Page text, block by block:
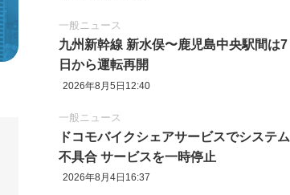
一般ニュース
九州新幹線 新水俣〜鹿児島中央駅間は7
日から運転再開
2026年8月5日12:40
一般ニュース
ドコモバイクシェアサービスでシステム
不具合 サービスを一時停止
2026年8月4日16:37